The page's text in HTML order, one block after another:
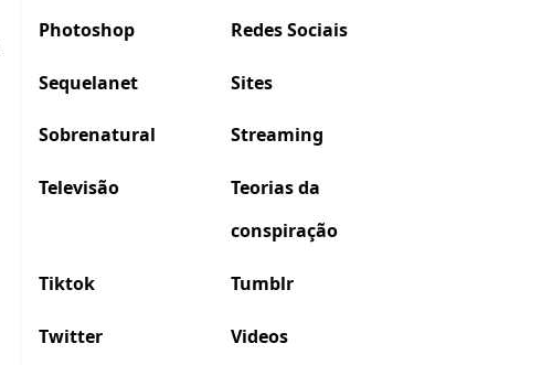
Photoshop Redes Sociais
Sequelanet Sites
Sobrenatural Streaming
Televisão
Teorias da
conspiração
Tiktok Tumblr
Twitter Videos